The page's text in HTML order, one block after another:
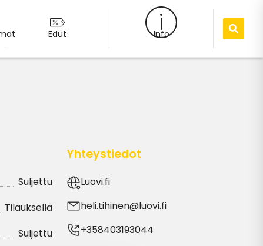
Edut Info
Suljettu
Tilauksella
Suljettu
Yhteystiedot
Luovi.fi
heli.tihinen@luovi.fi
+358403193044